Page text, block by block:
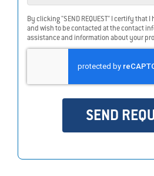
By clicking "SEND REQUEST" I certify that I
and wish to be contacted at the contact
assistance and information about your
SEND